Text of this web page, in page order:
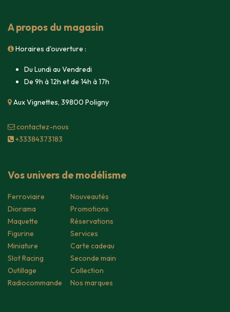
A propos du magasin
Horaires d'ouverture :
Du Lundi au Vendredi
De 9h à 12h et de 14h à 17h
Aux Vignettes, 39800 Poligny
contacte​z-nous
+33384373183
Vos univers de modélisme
Ferroviaire
Diorama
Maquette
Figurine
Miniature
Slot Racing
Outillage
Radiocommande
Nouveautés
Promotions
Réservations
Services
Carte cadeau
Seconde main
Collection
Nos marques